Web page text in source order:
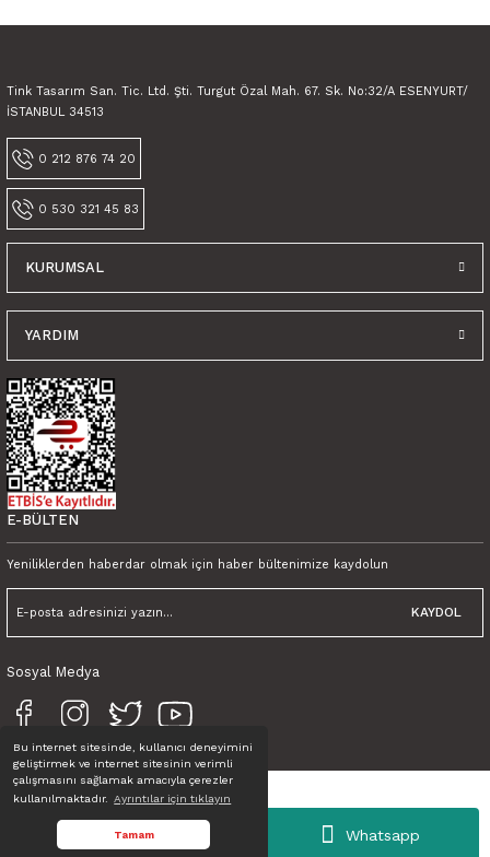
Bu internet sitesinde, kullanıcı deneyimini
geliştirmek ve internet sitesinin verimli
çalışmasını sağlamak amacıyla çerezler
kullanılmaktadır.
Ayrıntılar için tıklayın
Tamam Whatsapp
Tink Kendinden Yapışkanlı Karma Pop Art Dekoratif Mini Pvc Karo Kaplama
Tink Kendinden Yapışkanlı Karma Retro Gri 30x30 cm Pvc Karo
Tink Tasarım San. Tic. Ltd. Şti. Turgut Özal Mah. 67. Sk. No:32/A ESENYURT/
İSTANBUL 34513
0 212 876 74 20
0 530 321 45 83
KURUMSAL
YARDIM
E-BÜLTEN
Yeniliklerden haberdar olmak için haber bültenimize kaydolun
KAYDOL
Sosyal Medya
Tüm Hakları Saklıdır. © TINK